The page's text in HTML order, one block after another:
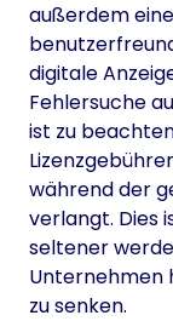
außerdem
digitale
Fehlersuche
ist zu
während der
verlangt. Dies
seltener
Unternehmen
zu senken.